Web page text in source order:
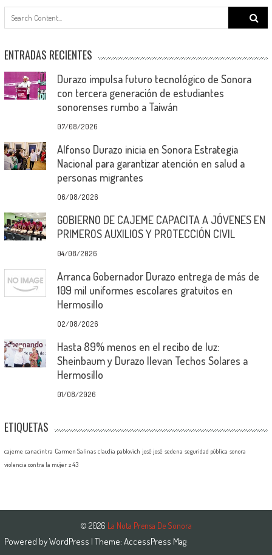
Search
for:
ENTRADAS RECIENTES
Durazo impulsa futuro tecnológico de Sonora
con tercera generación de estudiantes
sonorenses rumbo a Taiwán
07/08/2026
Alfonso Durazo inicia en Sonora Estrategia
Nacional para garantizar atención en salud a
personas migrantes
06/08/2026
GOBIERNO DE CAJEME CAPACITA A JÓVENES EN
PRIMEROS AUXILIOS Y PROTECCIÓN CIVIL
04/08/2026
Arranca Gobernador Durazo entrega de más de
109 mil uniformes escolares gratuitos en
Hermosillo
02/08/2026
Hasta 89% menos en el recibo de luz:
Sheinbaum y Durazo llevan Techos Solares a
Hermosillo
01/08/2026
ETIQUETAS
cajeme canacintra Carmen Salinas claudia pablovich josé josé sedena seguridad pública sonora
violencia contra la mujer z 43
© 2026 La Nota Prensa De Sonora
Powered byWordPress | Theme: AccessPress Mag